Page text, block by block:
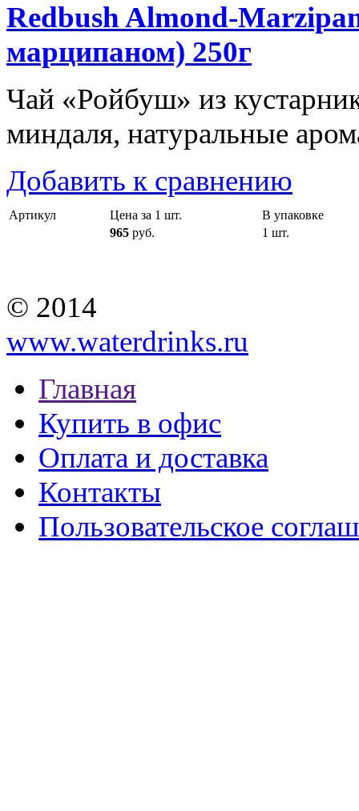
Redbush Almond-
марципаном) 250г
Чай «Ройбуш» из
миндаля, натуральные
Добавить к сравнению
Артикул Цена за 1 шт.
В упаковке
965 руб. 1 шт.
© 2014
www.waterdrinks.ru
Главная
Купить в офис
Оплата и доставка
Контакты
Пользовательское